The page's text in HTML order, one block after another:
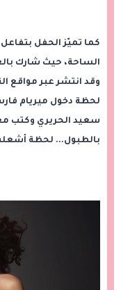
كما تميّز الحفل
الساحة، حيث شارك
وقد انتشر عبر مواقع
لحظة دخول ميريام
سعيد الحريري وكتب
بالطبول... لحظة